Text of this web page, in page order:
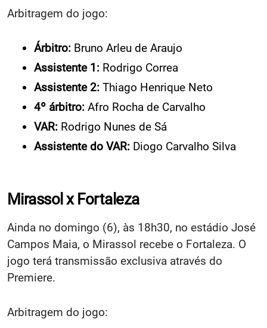
Arbitragem do jogo:
Árbitro: Bruno Arleu de Araujo
Assistente 1: Rodrigo Correa
Assistente 2: Thiago Henrique Neto
4º árbitro: Afro Rocha de Carvalho
VAR: Rodrigo Nunes de Sá
Assistente do VAR: Diogo Carvalho Silva
Mirassol x Fortaleza
Ainda no domingo (6), às 18h30, no estádio José
Campos Maia, o Mirassol recebe o Fortaleza. O
jogo terá transmissão exclusiva através do
Premiere.
Arbitragem do jogo: